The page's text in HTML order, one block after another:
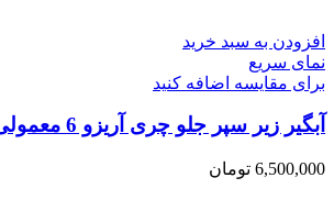
افزودن به سبد خرید
نمای سریع
برای مقایسه اضافه کنید
آبگیر زیر سپر جلو چری آریزو 6 معمولی ARRIZO 6
6,500,000 تومان